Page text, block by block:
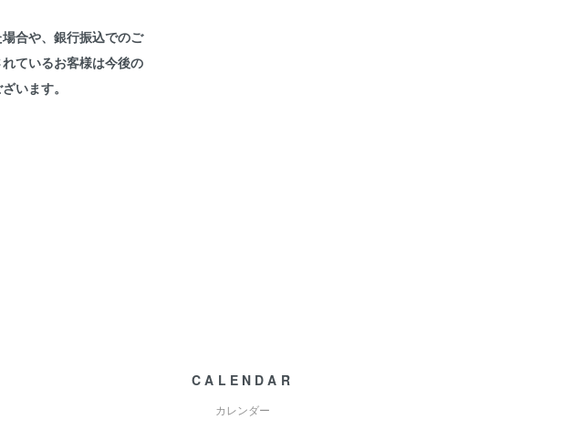
合や、銀行振込でのご
ているお客様は今後の
います。
CALENDAR
カレンダー